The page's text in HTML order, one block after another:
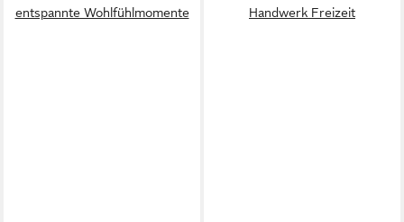
entspannte Wohlfühlmomente
Handwerk Freizeit